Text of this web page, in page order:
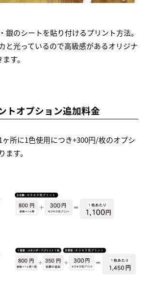
銀のシートを貼り付けるプリント方法。
と光っているので高級感があるオリジナ
す。
トオプション追加料金
所に1色使用につき+300円/枚のオプシ
す。